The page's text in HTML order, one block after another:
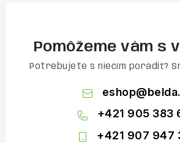
Pomôžeme vám s
Potrebujete s niečím poradiť?
eshop@
+421 905 383
+421 907 947